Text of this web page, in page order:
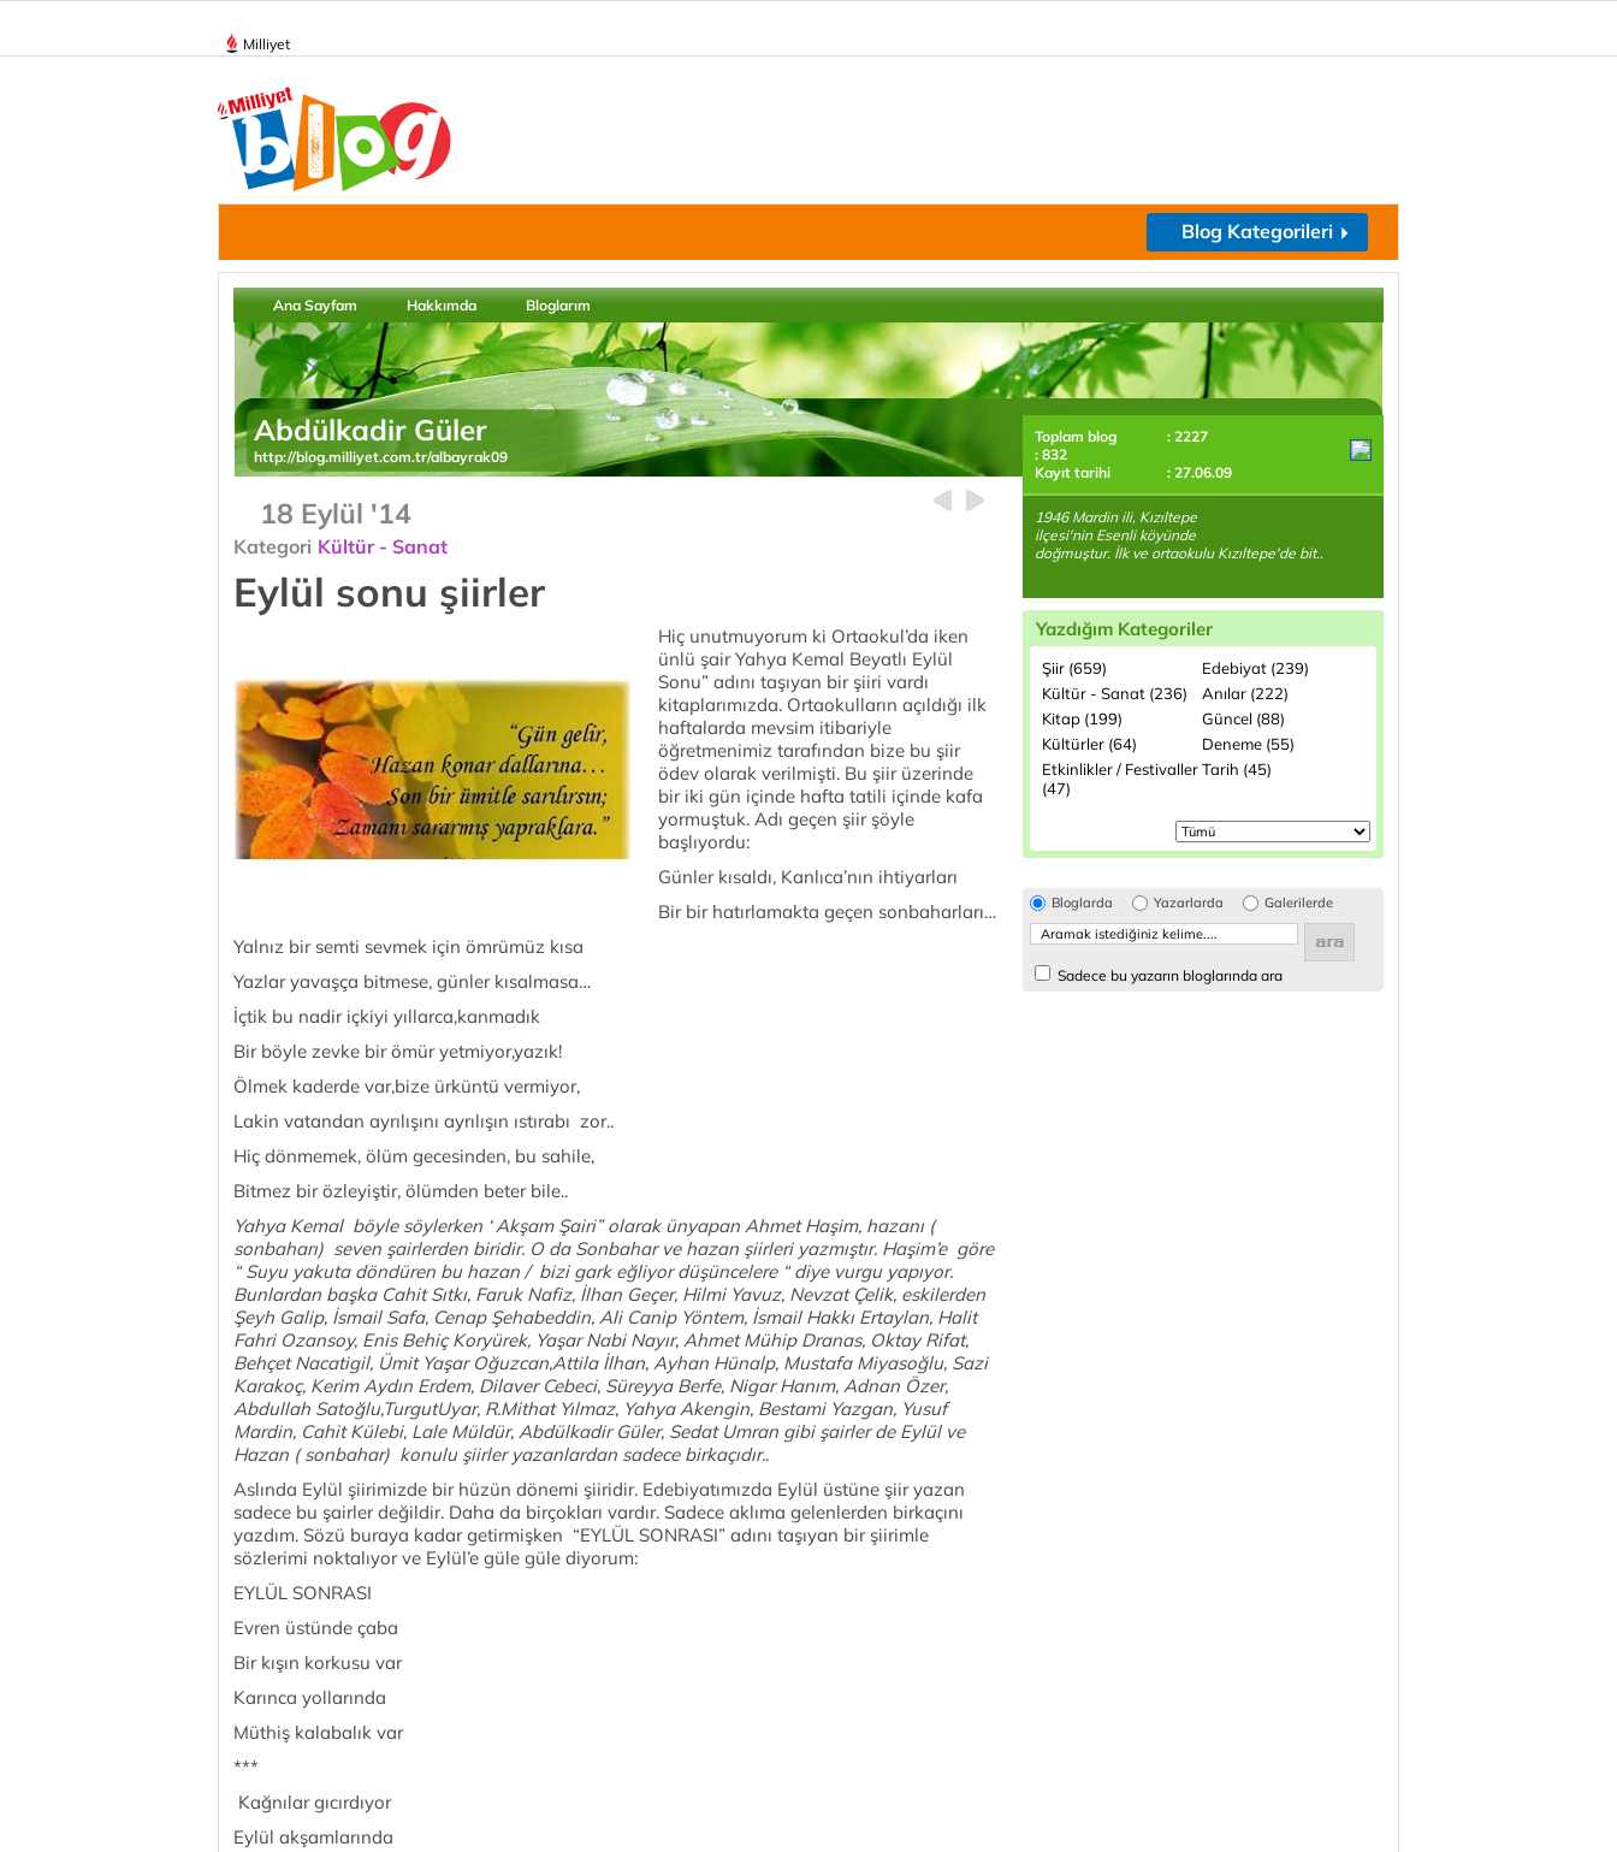
Milliyet
Blog Kategorileri
Ana Sayfam Hakkımda Bloglarım
Abdülkadir Güler
http://blog.milliyet.com.tr/albayrak09
18 Eylül '14
Kategori Kültür - Sanat
Eylül sonu şiirler
Hiç unutmuyorum ki Ortaokul’da iken
ünlü şair Yahya Kemal Beyatlı Eylül
Sonu” adını taşıyan bir şiiri vardı
kitaplarımızda. Ortaokulların açıldığı ilk
haftalarda mevsim itibariyle
öğretmenimiz tarafından bize bu şiir
ödev olarak verilmişti. Bu şiir üzerinde
bir iki gün içinde hafta tatili içinde kafa
yormuştuk. Adı geçen şiir şöyle
başlıyordu:
Günler kısaldı, Kanlıca’nın ihtiyarları
Bir bir hatırlamakta geçen sonbaharları…
Yalnız bir semti sevmek için ömrümüz kısa
Yazlar yavaşça bitmese, günler kısalmasa…
İçtik bu nadir içkiyi yıllarca,kanmadık
Bir böyle zevke bir ömür yetmiyor,yazık!
Ölmek kaderde var,bize ürküntü vermiyor,
Lakin vatandan ayrılışını ayrılışın ıstırabı zor..
Hiç dönmemek, ölüm gecesinden, bu sahile,
Bitmez bir özleyiştir, ölümden beter bile..
Yahya Kemal böyle söylerken ‘ Akşam Şairi” olarak ünyapan Ahmet Haşim, hazanı (
sonbaharı) seven şairlerden biridir. O da Sonbahar ve hazan şiirleri yazmıştır. Haşim’e göre
“ Suyu yakuta döndüren bu hazan / bizi gark eğliyor düşüncelere “ diye vurgu yapıyor.
Bunlardan başka Cahit Sıtkı, Faruk Nafiz, İlhan Geçer, Hilmi Yavuz, Nevzat Çelik, eskilerden
Şeyh Galip, İsmail Safa, Cenap Şehabeddin, Ali Canip Yöntem, İsmail Hakkı Ertaylan, Halit
Fahri Ozansoy, Enis Behiç Koryürek, Yaşar Nabi Nayır, Ahmet Mühip Dranas, Oktay Rifat,
Behçet Nacatigil, Ümit Yaşar Oğuzcan,Attila İlhan, Ayhan Hünalp, Mustafa Miyasoğlu, Sazi
Karakoç, Kerim Aydın Erdem, Dilaver Cebeci, Süreyya Berfe, Nigar Hanım, Adnan Özer,
Abdullah Satoğlu,TurgutUyar, R.Mithat Yılmaz, Yahya Akengin, Bestami Yazgan, Yusuf
Mardin, Cahit Külebi, Lale Müldür, Abdülkadir Güler, Sedat Umran gibi şairler de Eylül ve
Hazan ( sonbahar) konulu şiirler yazanlardan sadece birkaçıdır..
Aslında Eylül şiirimizde bir hüzün dönemi şiiridir. Edebiyatımızda Eylül üstüne şiir yazan
sadece bu şairler değildir. Daha da birçokları vardır. Sadece aklıma gelenlerden birkaçını
yazdım. Sözü buraya kadar getirmişken “EYLÜL SONRASI” adını taşıyan bir şiirimle
sözlerimi noktalıyor ve Eylül’e güle güle diyorum:
EYLÜL SONRASI
Evren üstünde çaba
Bir kışın korkusu var
Karınca yollarında
Müthiş kalabalık var
***
Kağnılar gıcırdıyor
Eylül akşamlarında
Toplam blog
: 2227
: 832
Kayıt tarihi
: 27.06.09
1946 Mardin ili, Kızıltepe
ilçesi'nin Esenli köyünde
doğmuştur. İlk ve ortaokulu Kızıltepe'de bit..
Yazdığım Kategoriler
Şiir (659)
Edebiyat (239)
Kültür - Sanat (236)
Anılar (222)
Kitap (199)
Güncel (88)
Kültürler (64)
Deneme (55)
Etkinlikler / Festivaller
(47)
Tarih (45)
Bloglarda Yazarlarda Galerilerde
Sadece bu yazarın bloglarında ara